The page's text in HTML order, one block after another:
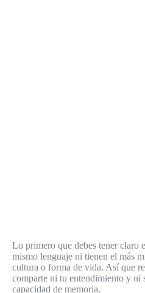
Lo primero que debes tener claro
mismo lenguaje ni tienen el más
cultura o forma de vida. Así que
comparte ni tu entendimiento y ni
capacidad de memoria.